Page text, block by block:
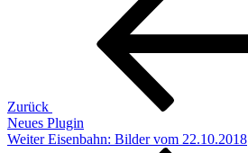
Zurück
Neues Plugin
Nächster
Weiter Eisenbahn: Bilder vom 22.10.2018